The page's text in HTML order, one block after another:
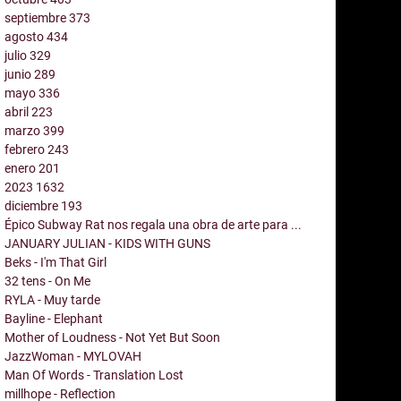
septiembre373
agosto434
julio329
junio289
mayo336
abril223
marzo399
febrero243
enero201
2023 1632
diciembre 193
Épico Subway Rat nos regala una obra de arte para ...
JANUARY JULIAN - KIDS WITH GUNS
Beks - I'm That Girl
32 tens - On Me
RYLA - Muy tarde
Bayline - Elephant
Mother of Loudness - Not Yet But Soon
JazzWoman - MYLOVAH
Man Of Words - Translation Lost
millhope - Reflection